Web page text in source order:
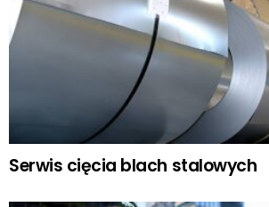
Serwis cięcia blach stalowych